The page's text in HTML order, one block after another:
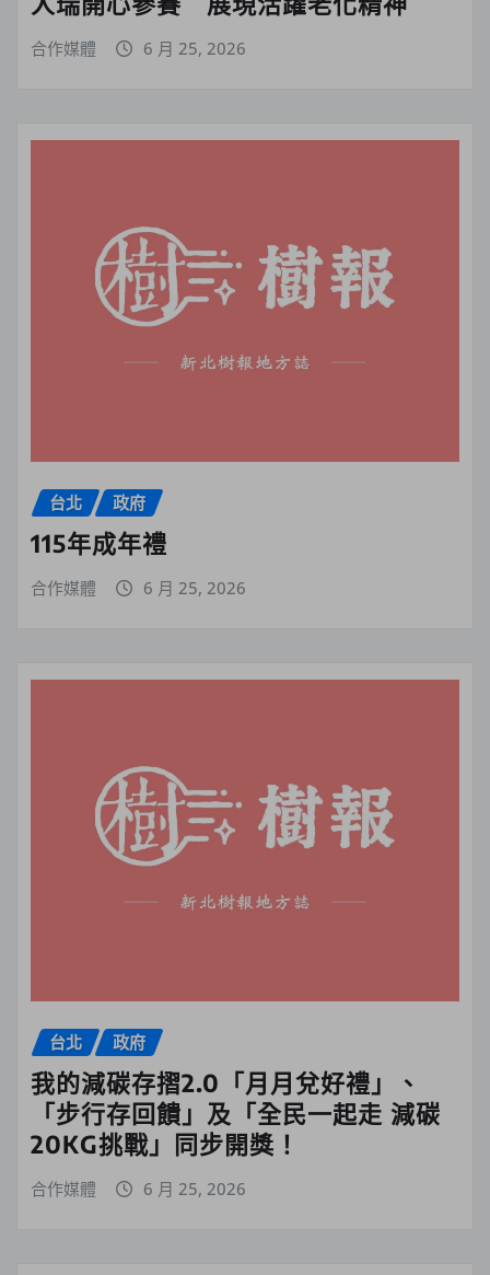
合作媒體 6 月 25, 2026
台北 政府
115年成年禮
合作媒體 6 月 25, 2026
台北 政府
我的減碳存摺2.0「月月兌好禮」、
「步行存回饋」及「全民一起走 減碳
20KG挑戰」同步開獎！
合作媒體 6 月 25, 2026